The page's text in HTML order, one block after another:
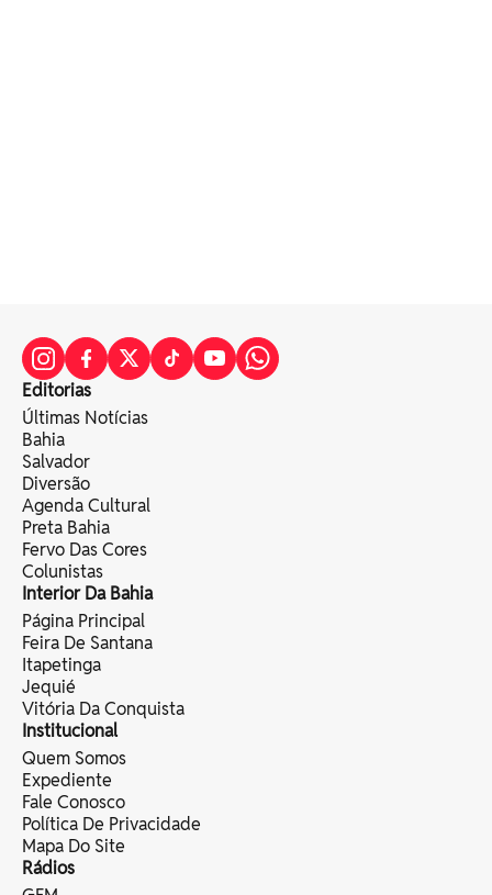
Editorias
Últimas Notícias
Bahia
Salvador
Diversão
Agenda Cultural
Preta Bahia
Fervo Das Cores
Colunistas
Interior Da Bahia
Página Principal
Feira De Santana
Itapetinga
Jequié
Vitória Da Conquista
Institucional
Quem Somos
Expediente
Fale Conosco
Política De Privacidade
Mapa Do Site
Rádios